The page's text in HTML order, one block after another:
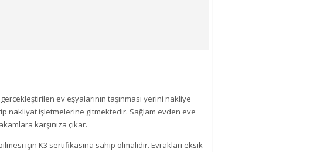
ev eşyalarının taşınması yerini nakliye
nakliyat işletmelerine gitmektedir. Sağlam evden eve
karşınıza çıkar.
için K3 sertifikasına sahip olmalıdır. Evrakları eksik